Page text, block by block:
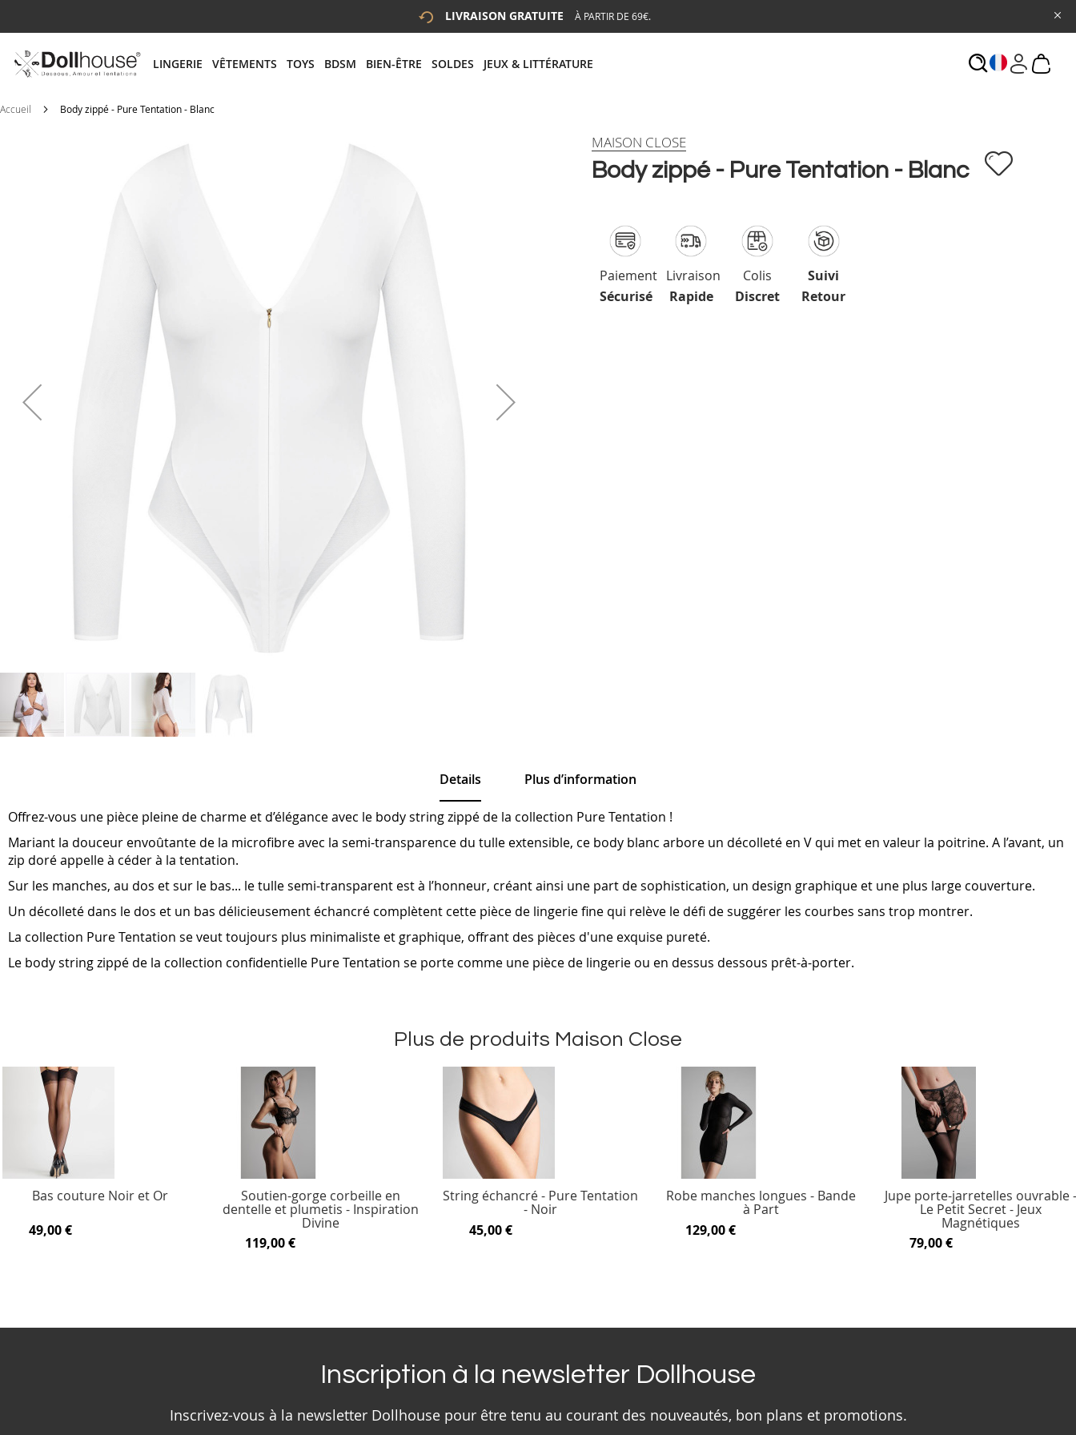
LIVRAISON GRATUITE À PARTIR DE 69€.
LINGERIE VÊTEMENTS TOYS BDSM BIEN-ÊTRE SOLDES JEUX & LITTÉRATURE
# ENTREZ AU MOINS 3 CARACTÈRES POUR LANCER LA RECHERCHE
Accueil Body zippé - Pure Tentation - Blanc
the
images
gallery
Body zippé - Pure Tentation - Blanc
MAISON CLOSE
Paiement
Sécurisé
Livraison
Rapide
Colis
Discret
Suivi
Retour
Details
Offrez-vous une pièce pleine de charme et d’élégance avec le body string zippé de la collection Pure Tentation !
Mariant la douceur envoûtante de la microfibre avec la semi-transparence du tulle extensible, ce body blanc arbore un décolleté en V qui met en valeur la poitrine. A l’avant, un
zip doré appelle à céder à la tentation.
Sur les manches, au dos et sur le bas... le tulle semi-transparent est à l’honneur, créant ainsi une part de sophistication, un design graphique et une plus large couverture.
Un décolleté dans le dos et un bas délicieusement échancré complètent cette pièce de lingerie fine qui relève le défi de suggérer les courbes sans trop montrer.
La collection Pure Tentation se veut toujours plus minimaliste et graphique, offrant des pièces d'une exquise pureté.
Le body string zippé de la collection confidentielle Pure Tentation se porte comme une pièce de lingerie ou en dessus dessous prêt-à-porter.
Plus d’information
Plus de produits Maison Close
Bas couture Noir et Or
49,00 €
Soutien-gorge corbeille en
dentelle et plumetis - Inspiration
Divine
119,00 €
String échancré - Pure Tentation
- Noir
45,00 €
Robe manches longues - Bande
à Part
129,00 €
Jupe porte-jarretelles ouvrable
Le Petit Secret - Jeux
Magnétiques
79,00 €
Inscription à la newsletter Dollhouse
Inscrivez-vous à la newsletter Dollhouse pour être tenu au courant des nouveautés, bon plans et promotions.